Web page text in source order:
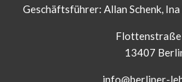
Geschäftsführer: Allan Schenk, Ina
Flottenstraße
13407